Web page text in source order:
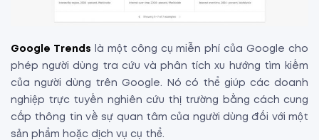
Google Trends là một công cụ miễn phí của Google cho
phép người dùng tra cứu và phân tích xu hướng tìm kiếm
của người dùng trên Google. Nó có thể giúp các doanh
nghiệp trực tuyến nghiên cứu thị trường bằng cách cung
cấp thông tin về sự quan tâm của người dùng đối với một
sản phẩm hoặc dịch vụ cụ thể.